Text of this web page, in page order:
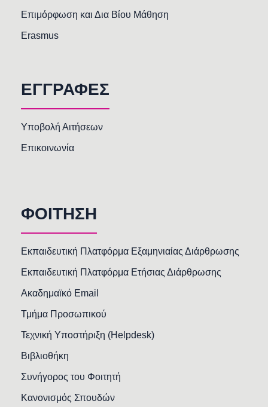
Επιμόρφωση και Δια Βίου Μάθηση
Erasmus
ΕΓΓΡΑΦΕΣ
Υποβολή Αιτήσεων
Επικοινωνία
ΦΟΙΤΗΣΗ
Εκπαιδευτική Πλατφόρμα Εξαμηνιαίας Διάρθρωσης
Εκπαιδευτική Πλατφόρμα Ετήσιας Διάρθρωσης
Ακαδημαϊκό Email
Τμήμα Προσωπικού
Τεχνική Υποστήριξη (Helpdesk)
Βιβλιοθήκη
Συνήγορος του Φοιτητή
Κανονισμός Σπουδών